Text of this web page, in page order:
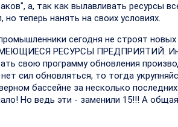
а, так как вылавливать ресурсы
но теперь нанять на своих условиях.
сегодня не строят
РЕСУРСЫ ПРЕДПРИЯТИЙ.
свою программу обновления
сил обновляться, то тогда
бассейне за несколько
Но ведь эти - заменили 15!!! А